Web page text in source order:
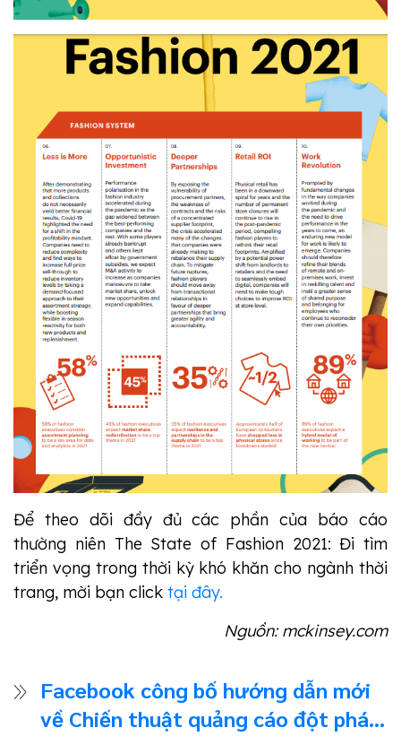
Để theo dõi đầy đủ các phần của báo cáo
thường niên The State of Fashion 2021: Đi tìm
triển vọng trong thời kỳ khó khăn cho ngành thời
trang, mời bạn click tại đây.
Nguồn: mckinsey.com
Facebook công bố hướng dẫn mới
về Chiến thuật quảng cáo đột phá